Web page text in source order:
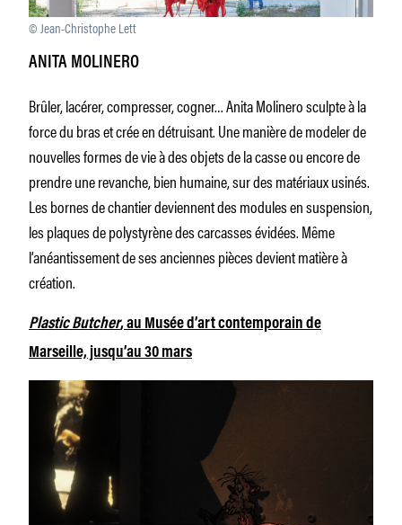
© Jean-Christophe Lett
ANITA MOLINERO
Brûler, lacérer, compresser, cogner… Anita Molinero sculpte à la
force du bras et crée en détruisant. Une manière de modeler de
nouvelles formes de vie à des objets de la casse ou encore de
prendre une revanche, bien humaine, sur des matériaux usinés.
Les bornes de chantier deviennent des modules en suspension,
les plaques de polystyrène des carcasses évidées. Même
l’anéantissement de ses anciennes pièces devient matière à
création.
Plastic Butcher, au Musée d’art contemporain de
Marseille, jusqu’au 30 mars